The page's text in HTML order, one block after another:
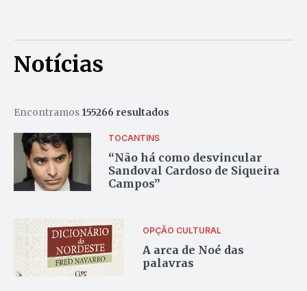
Notícias
Encontramos 155266 resultados
TOCANTINS
“Não há como desvincular
Sandoval Cardoso de Siqueira
Campos”
OPÇÃO CULTURAL
A arca de Noé das
palavras